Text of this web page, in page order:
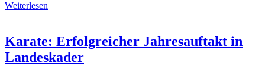
Weiterlesen
Karate: Erfolgreicher Jahresauftakt in
Landeskader